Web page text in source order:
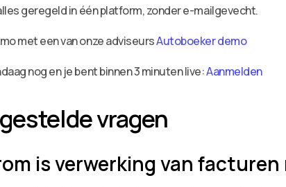
geregeld in één platform, zonder e-mailgevecht.
met een van onze adviseursAutoboeker demo
nog en je bent binnen 3 minuten live:Aanmelden
vragen
is verwerking van